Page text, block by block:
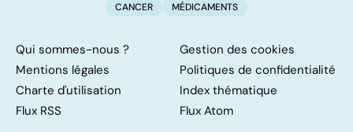
CANCER
MÉDICAMENTS
Qui sommes-nous ?
Gestion des cookies
Mentions légales
Politiques de confidentialité
Charte d'utilisation
Index thématique
Flux RSS
Flux Atom